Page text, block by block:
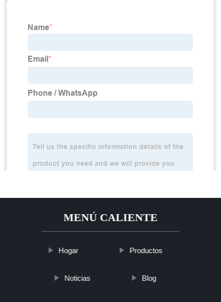
MENÚ CALIENTE
Hogar Productos
Noticias Blog